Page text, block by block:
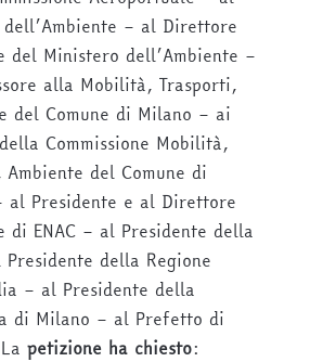
– al Direttore
del Ministero dell’Ambiente –
alla Mobilità, Trasporti,
del Comune di Milano – ai
Commissione Mobilità,
del Comune di
al Presidente e al Direttore
di ENAC – al Presidente della
Presidente della Regione
– al Presidente della
di Milano – al Prefetto di
petizione ha chiesto: